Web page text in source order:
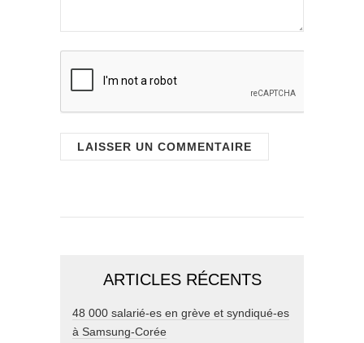
ARTICLES RÉCENTS
48 000 salarié-es en grève et syndiqué-es
à Samsung-Corée